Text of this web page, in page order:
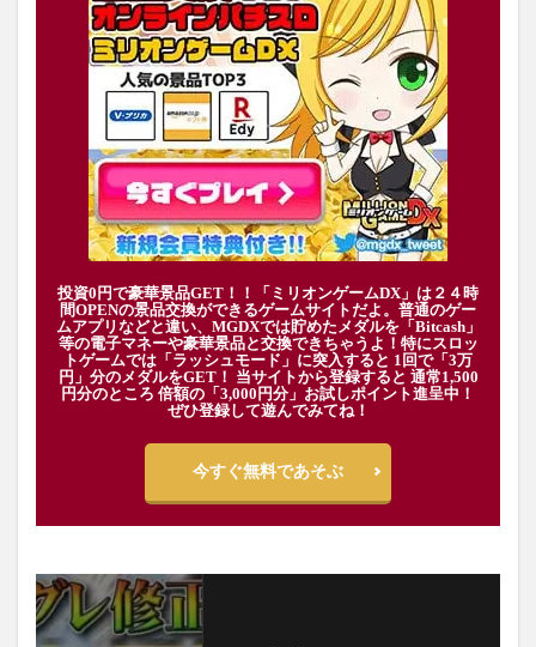
投資0円で豪華景品GET！！「ミリオンゲームDX」は２４時
間OPENの景品交換ができるゲームサイトだよ。普通のゲー
ムアプリなどと違い、MGDXでは貯めたメダルを「Bitcash」
等の電子マネーや豪華景品と交換できちゃうよ！特にスロッ
トゲームでは「ラッシュモード」に突入すると 1回で「3万
円」分のメダルをGET！ 当サイトから登録すると 通常1,500
円分のところ 倍額の「3,000円分」お試しポイント進呈中！
ぜひ登録して遊んでみてね！
今すぐ無料であそぶ